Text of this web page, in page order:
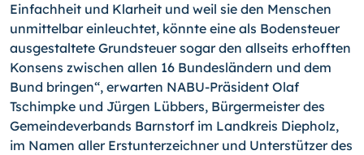
Ein­fachheit und Klarheit und weil sie den Menschen
unmittelbar einleuchtet, könnte eine als Bodensteuer
ausgestaltete Grundsteuer sogar den allseits erhofften
Konsens zwi­schen allen 16 Bundesländern und dem
Bund bringen“, erwarten NABU-Präsident Olaf
Tschimpke und Jürgen Lübbers, Bürgermeister des
Gemeindeverbands Barnstorf im Landkreis Diepholz,
im Namen aller Erstunterzeichner und Unterstützer des